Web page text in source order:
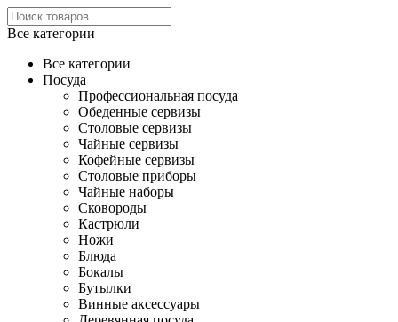
Все категории
Все категории
Посуда
Профессиональная посуда
Обеденные сервизы
Столовые сервизы
Чайные сервизы
Кофейные сервизы
Столовые приборы
Чайные наборы
Сковороды
Кастрюли
Ножи
Блюда
Бокалы
Бутылки
Винные аксессуары